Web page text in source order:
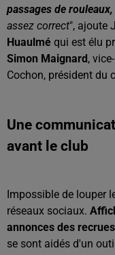
passages de rouleaux,
assez correct", ajoute
Huaulmé qui est élu
Simon Maignard,
Cochon, président du
Une
avant le club
Impossible de louper
réseaux sociaux.
annonces des
se sont aidés d'un